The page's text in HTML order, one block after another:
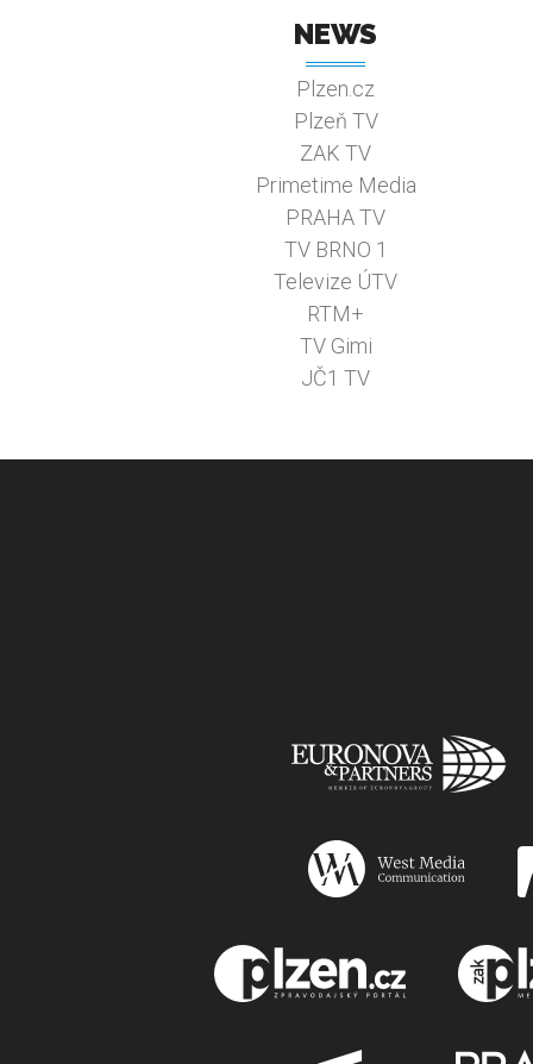
NEWS
Plzen.cz
Plzeň TV
ZAK TV
Primetime Media
PRAHA TV
TV BRNO 1
Televize ÚTV
RTM+
TV Gimi
JČ1 TV